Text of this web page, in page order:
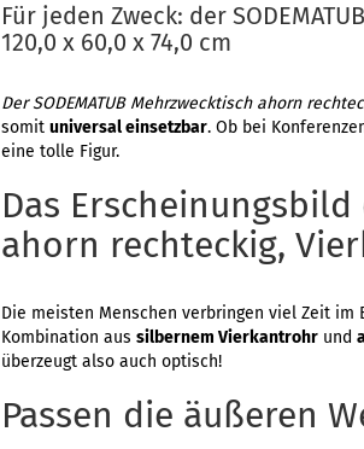
Für jeden Zweck: der
120,0 x 60,0 x 74,0 cm
Der SODEMATUB Mehrzwecktisch ahorn
somit universal einsetzbar. Ob bei
eine tolle Figur.
Das Erscheinungsbild
ahorn rechteckig,
Die meisten Menschen verbringen viel Zeit
Kombination aus silbernem Vierkantrohr und
überzeugt also auch optisch!
Passen die äußeren